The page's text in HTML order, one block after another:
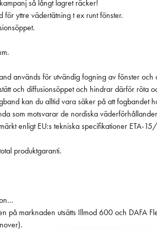
så långt lagret räcker!
för yttre vädertätning t ex runt fönster.
används för utvändig fogning av fönster och
och diffusionsöppet och hindrar därför röta
kan du alltid vara säker på att fogbandet
som motsvarar de nordiska
enligt EU:s tekniska specifikationer ETA-
produktgaranti.
på marknaden utsätts Illmod 600 och DAFA